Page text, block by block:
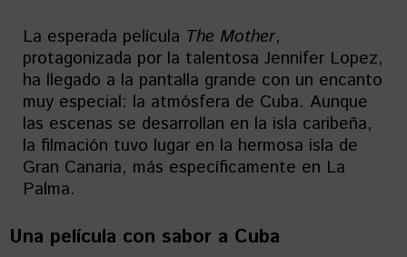
La esperada película The Mother,
protagonizada por la talentosa Jennifer Lopez,
ha llegado a la pantalla grande con un encanto
muy especial: la atmósfera de Cuba. Aunque
las escenas se desarrollan en la isla caribeña,
la filmación tuvo lugar en la hermosa isla de
Gran Canaria, más específicamente en La
Palma.
Una película con sabor a Cuba